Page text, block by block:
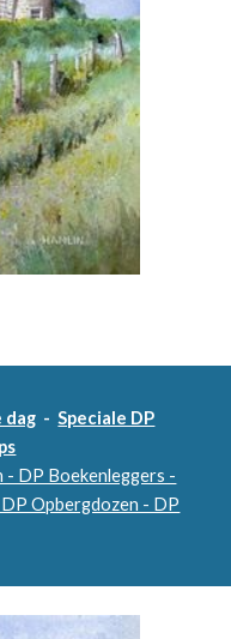
dag -Speciale DP
DP Boekenleggers -
Opbergdozen - DP